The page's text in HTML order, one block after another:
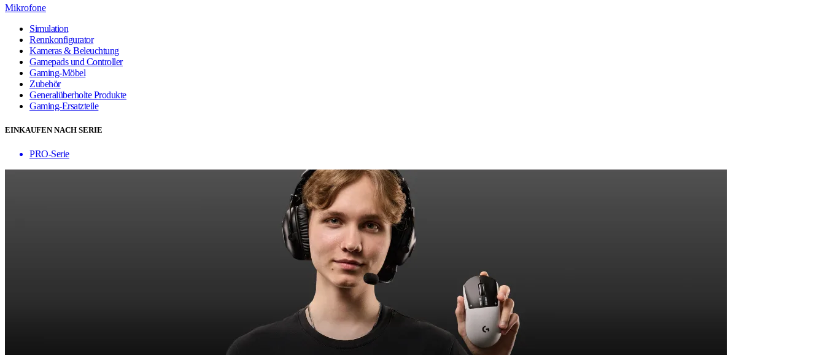
Mikrofone
Simulation
Rennkonfigurator
Kameras & Beleuchtung
Gamepads und Controller
Gaming-Möbel
Zubehör
Generalüberholte Produkte
Gaming-Ersatzteile
EINKAUFEN NACH SERIE
PRO-Serie